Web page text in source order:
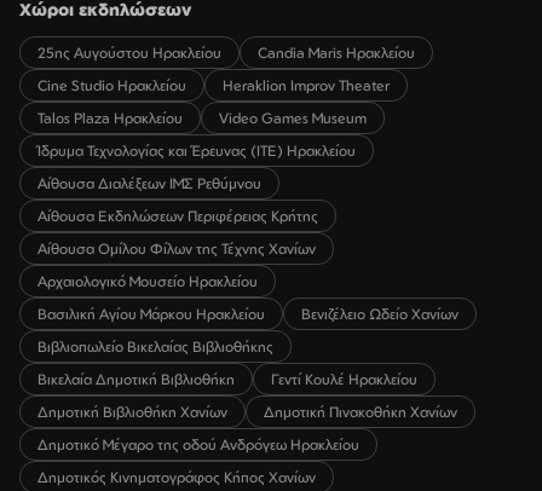
Χώροι εκδηλώσεων
25ης Αυγούστου Ηρακλείου
Candia Maris Ηρακλείου
Cine Studio Ηρακλείου
Heraklion Improv Theater
Talos Plaza Ηρακλείου
Video Games Museum
Ίδρυμα Τεχνολογίας και Έρευνας (ΙΤΕ) Ηρακλείου
Αίθουσα Διαλέξεων ΙΜΣ Ρεθύμνου
Αίθουσα Εκδηλώσεων Περιφέρειας Κρήτης
Αίθουσα Ομίλου Φίλων της Τέχνης Χανίων
Αρχαιολογικό Μουσείο Ηρακλείου
Βασιλική Αγίου Μάρκου Ηρακλείου
Βενιζέλειο Ωδείο Χανίων
Βιβλιοπωλείο Βικελαίας Βιβλιοθήκης
Βικελαία Δημοτική Βιβλιοθήκη
Γεντί Κουλέ Ηρακλείου
Δημοτική Βιβλιοθήκη Χανίων
Δημοτική Πινακοθήκη Χανίων
Δημοτικό Μέγαρο της οδού Ανδρόγεω Ηρακλείου
Δημοτικός Κινηματογράφος Κήπος Χανίων